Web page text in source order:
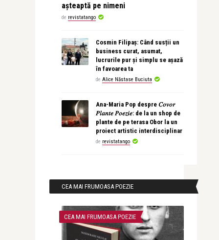
așteaptă pe nimeni
de revistatango
Cosmin Filipaș: Când susții un
business curat, asumat,
lucrurile pur și simplu se așază
în favoarea ta
de Alice Năstase Buciuta
Ana-Maria Pop despre 𝐶𝑜𝑣𝑜𝑟
𝑃𝑙𝑎𝑛𝑡𝑒 𝑃𝑜𝑒𝑧𝑖𝑒: de la un shop de
plante de pe terasa Obor la un
proiect artistic interdisciplinar
de revistatango
CEA MAI FRUMOASA POEZIE
CEA MAI FRUMOASA POEZIE